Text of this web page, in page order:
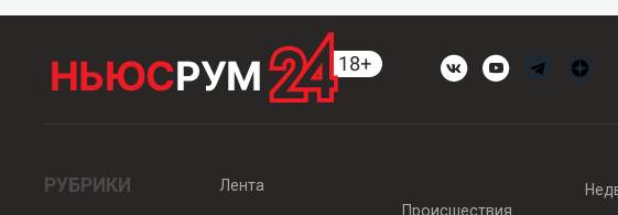
РУБРИКИ
Лента
Происшествия